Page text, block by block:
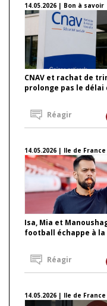
14.05.2026 | Bon à savoir
CNAV et rachat de
prolonge pas le
Réagir
14.05.2026 | Ile de France
Isa, Mia et
football échappe à
Réagir
14.05.2026 | Ile de France